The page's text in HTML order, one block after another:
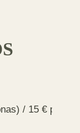
/ 15 €